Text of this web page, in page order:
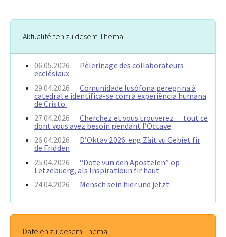
Aktualitéiten zu dësem Thema
06.05.2026
Pèlerinage des collaborateurs
ecclésiaux
29.04.2026
Comunidade lusófona peregrina à
catedral e identifica-se com a experiência humana
de Cristo.
27.04.2026
Cherchez et vous trouverez… tout ce
dont vous avez besoin pendant l’Octave
26.04.2026
D’Oktav 2026: eng Zäit vu Gebiet fir
de Fridden
25.04.2026
“Dote vun den Apostelen” op
Lëtzebuerg, als Inspiratioun fir haut
24.04.2026
Mensch sein hier und jetzt
Dateien zu dësem Thema